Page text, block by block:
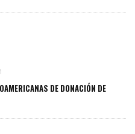
DE DONACIÓN DE